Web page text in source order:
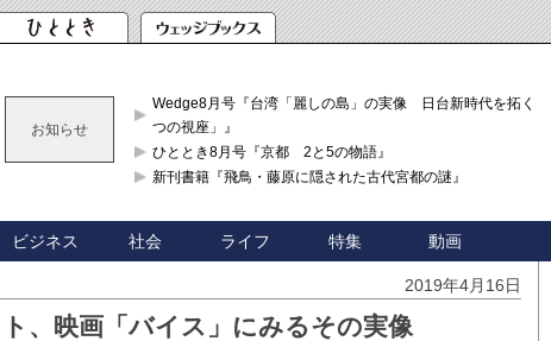
お知らせ
Wedge8月号『台湾「麗しの島」の実像 日台新時代を拓く「3
つの視座」』
ひととき8月号『京都 2と5の物語』
新刊書籍『飛鳥・藤原に隠された古代宮都の謎』
ビジネス 社会 ライフ 特集 動画
2019年4月16日
、映画「バイス」にみるその実像